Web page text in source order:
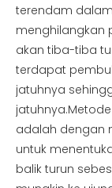
terendam
menghilangkan
akan tiba-tiba
terdapat
jatuhnya
adalah dengan
untuk
balik turun